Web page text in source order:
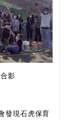
影
發現石虎保育